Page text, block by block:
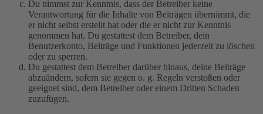
Du nimmst zur Kenntnis, dass der Betreiber keine
Verantwortung für die Inhalte von Beiträgen übernimmt, die
er nicht selbst erstellt hat oder die er nicht zur Kenntnis
genommen hat. Du gestattest dem Betreiber, dein
Benutzerkonto, Beiträge und Funktionen jederzeit zu löschen
oder zu sperren.
Du gestattest dem Betreiber darüber hinaus, deine Beiträge
abzuändern, sofern sie gegen o. g. Regeln verstoßen oder
geeignet sind, dem Betreiber oder einem Dritten Schaden
zuzufügen.